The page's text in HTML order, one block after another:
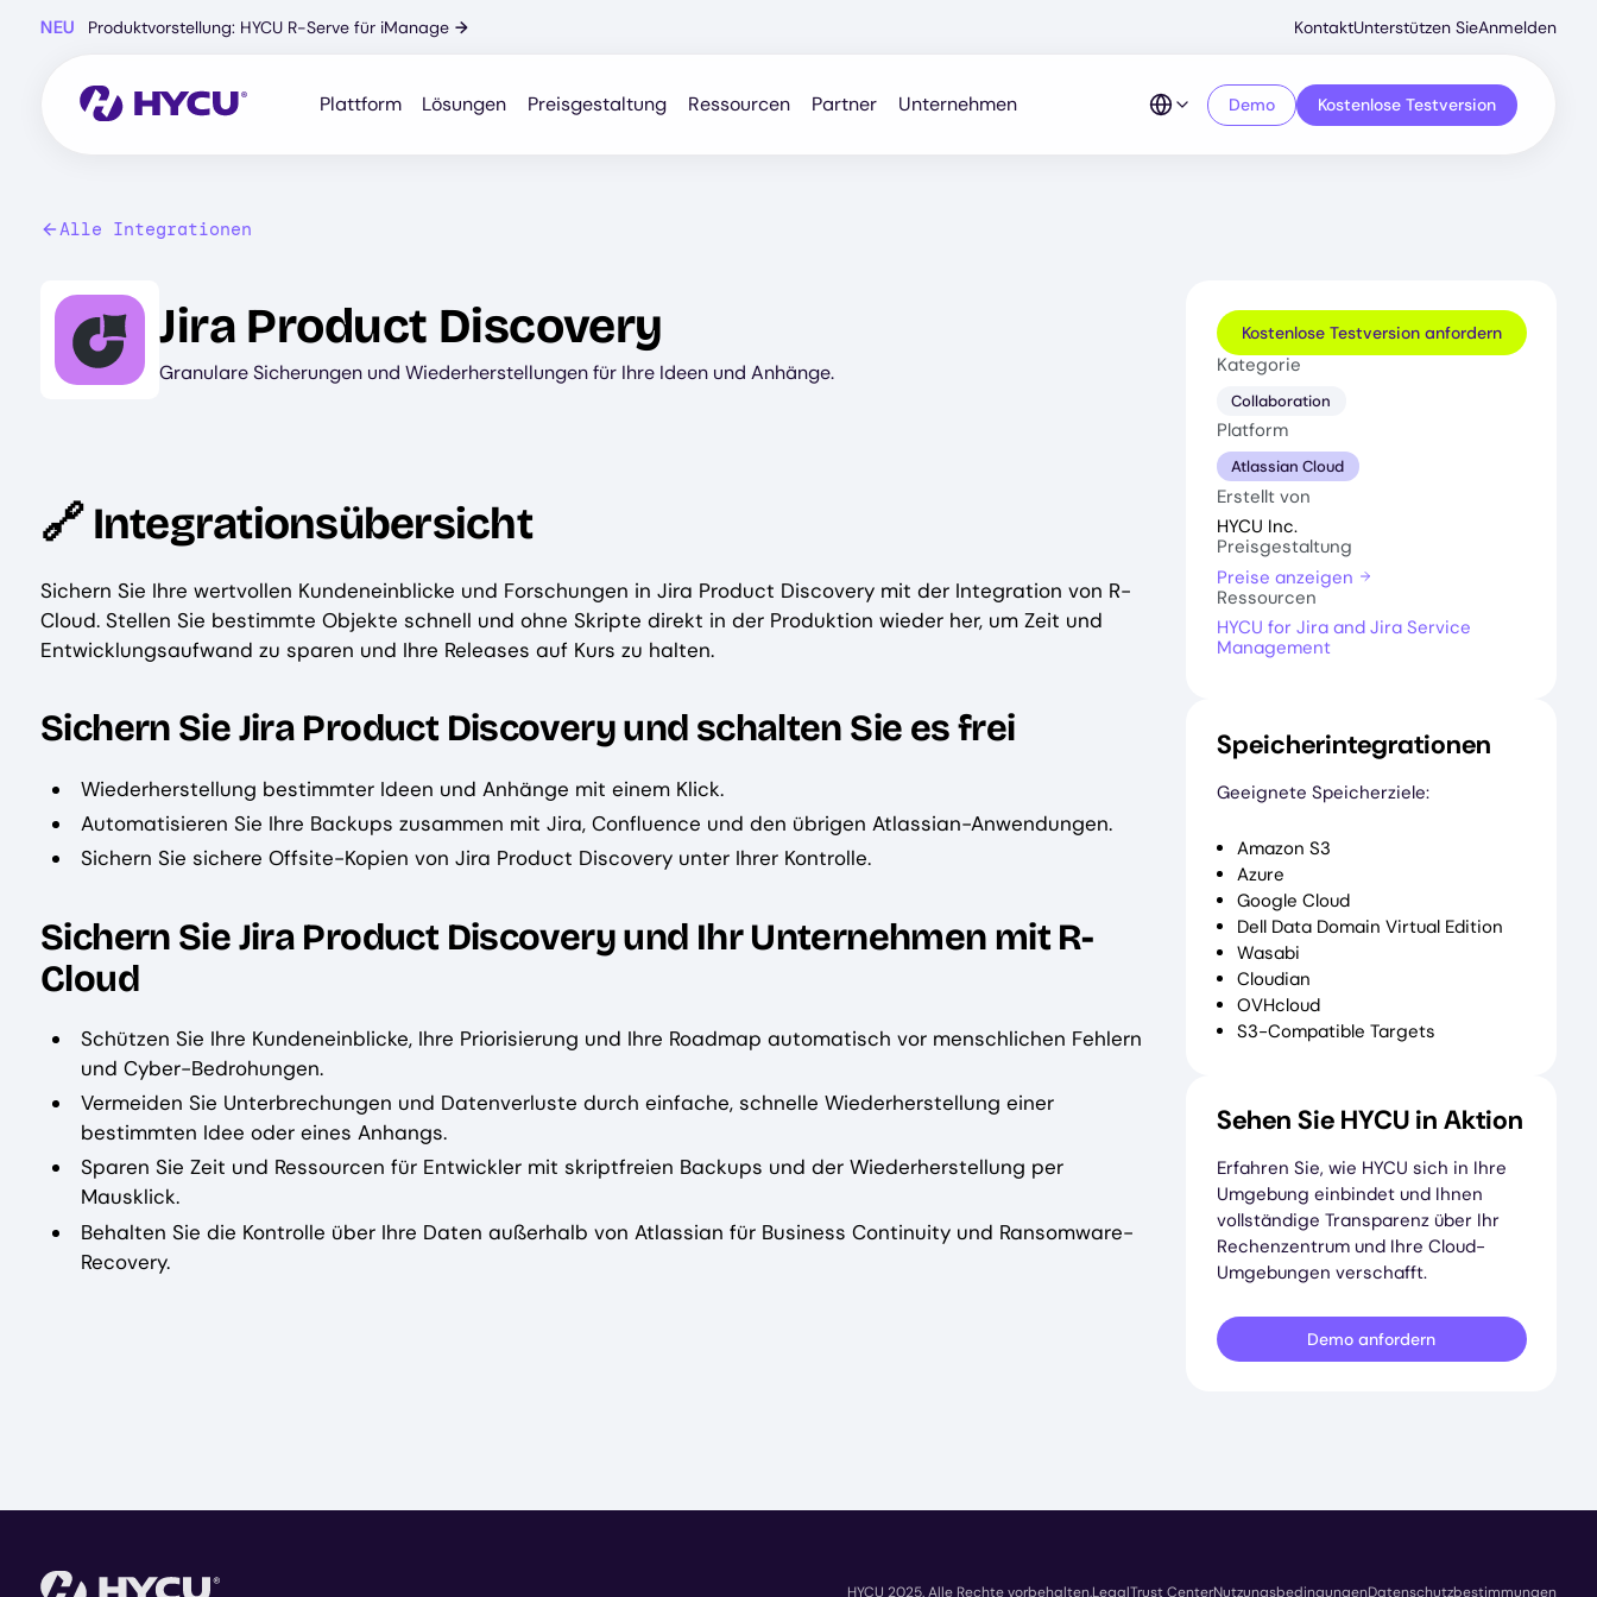
Hauptinhalt
NEU Produktvorstellung: HYCU R-Serve für iManage →
Menu
KontaktUnterstützen SieAnmelden
Plattform Lösungen Preisgestaltung Ressourcen Partner Unternehmen Demo Kostenlose Testversion
Alle Integrationen
Image
Jira Product Discovery
Granulare Sicherungen und Wiederherstellungen für Ihre Ideen und Anhänge.
🔗 Integrationsübersicht
Sichern Sie Ihre wertvollen Kundeneinblicke und Forschungen in Jira Product Discovery mit der Integration von R-
Cloud. Stellen Sie bestimmte Objekte schnell und ohne Skripte direkt in der Produktion wieder her, um Zeit und
Entwicklungsaufwand zu sparen und Ihre Releases auf Kurs zu halten.
Sichern Sie Jira Product Discovery und schalten Sie es frei
Wiederherstellung bestimmter Ideen und Anhänge mit einem Klick.
Automatisieren Sie Ihre Backups zusammen mit Jira, Confluence und den übrigen Atlassian-Anwendungen.
Sichern Sie sichere Offsite-Kopien von Jira Product Discovery unter Ihrer Kontrolle.
Sichern Sie Jira Product Discovery und Ihr Unternehmen mit R-
Cloud
Schützen Sie Ihre Kundeneinblicke, Ihre Priorisierung und Ihre Roadmap automatisch vor menschlichen Fehlern
und Cyber-Bedrohungen.
Vermeiden Sie Unterbrechungen und Datenverluste durch einfache, schnelle Wiederherstellung einer
bestimmten Idee oder eines Anhangs.
Sparen Sie Zeit und Ressourcen für Entwickler mit skriptfreien Backups und der Wiederherstellung per
Mausklick.
Behalten Sie die Kontrolle über Ihre Daten außerhalb von Atlassian für Business Continuity und Ransomware-
Recovery.
Kostenlose Testversion anfordern
Kategorie
Collaboration
Platform
Atlassian Cloud
Erstellt von
HYCU Inc.
Preisgestaltung
Preise anzeigen
Ressourcen
HYCU for Jira and Jira Service
Management
Speicherintegrationen
Geeignete Speicherziele:
Amazon S3
Azure
Google Cloud
Dell Data Domain Virtual Edition
Wasabi
Cloudian
OVHcloud
S3-Compatible Targets
Sehen Sie HYCU in Aktion
Erfahren Sie, wie HYCU sich in Ihre
Umgebung einbindet und Ihnen
vollständige Transparenz über Ihr
Rechenzentrum und Ihre Cloud-
Umgebungen verschafft.
Demo anfordern
HYCU 2025. Alle Rechte vorbehalten.LegalTrust CenterNutzungsbedingungenDatenschutzbestimmungen